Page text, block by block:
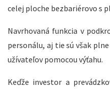
celej ploche bezbariérovo s
Navrhovaná funkcia v
personálu, aj tie sú však
užívateľov pomocou výťahu.
Keďže investor a